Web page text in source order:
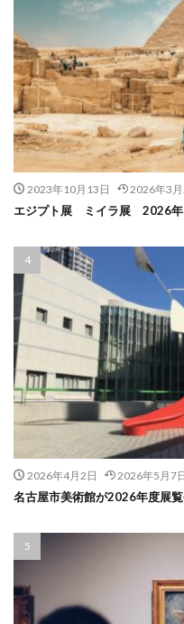
2023年10月13日 2026年3
エジプト展 ミイラ展 2026年
2026年4月2日 2026年5月7
名古屋市美術館が2026年度展